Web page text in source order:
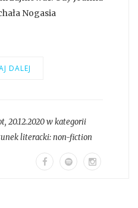
Nogasia
DALEJ
, 20.12.2020 w kategorii
literacki:non-fiction